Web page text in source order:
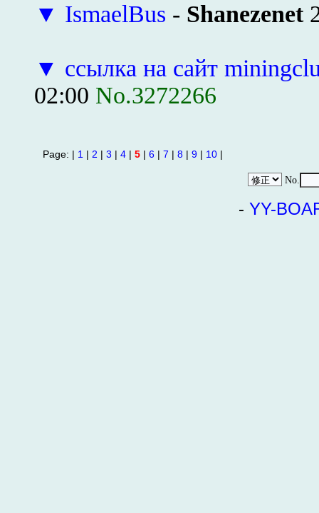
▼ IsmaelBus - Shanezenet
▼ ссылка на сайт
02:00 No.3272266
Page: | 1 | 2 | 3 | 4| 5| 6| 7 | 8| 9| 10|
No.
- YY-